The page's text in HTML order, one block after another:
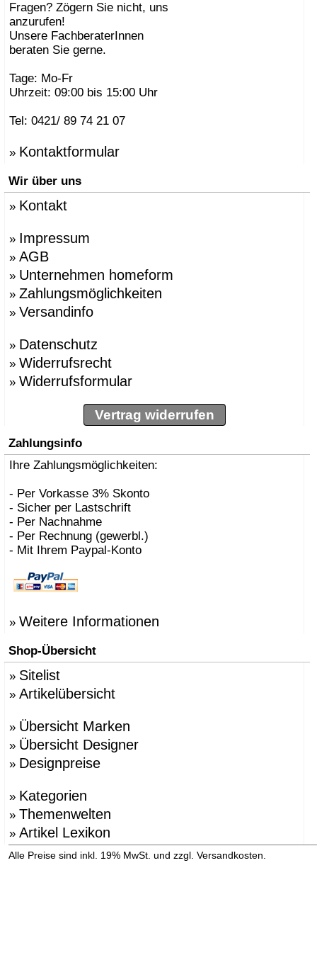
Fragen? Zögern Sie nicht, uns
anzurufen!
Unsere FachberaterInnen
beraten Sie gerne.
Tage: Mo-Fr
Uhrzeit: 09:00 bis 15:00 Uhr
Tel: 0421/ 89 74 21 07
» Kontaktformular
Wir über uns
» Kontakt
» Impressum
» AGB
» Unternehmen homeform
» Zahlungsmöglichkeiten
» Versandinfo
» Datenschutz
» Widerrufsrecht
» Widerrufsformular
Vertrag widerrufen
Zahlungsinfo
Ihre Zahlungsmöglichkeiten:
- Per Vorkasse 3% Skonto
- Sicher per Lastschrift
- Per Nachnahme
- Per Rechnung (gewerbl.)
- Mit Ihrem Paypal-Konto
» Weitere Informationen
Shop-Übersicht
» Sitelist
» Artikelübersicht
» Übersicht Marken
» Übersicht Designer
» Designpreise
» Kategorien
» Themenwelten
» Artikel Lexikon
Alle Preise sind inkl. 19% MwSt. und zzgl. Versandkosten.